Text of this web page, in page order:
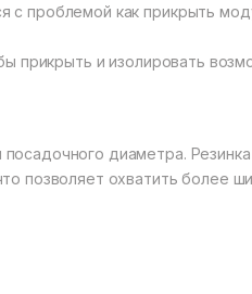
с проблемой как прикрыть
прикрыть и изолировать
диаметра. Резинка
позволяет охватить более